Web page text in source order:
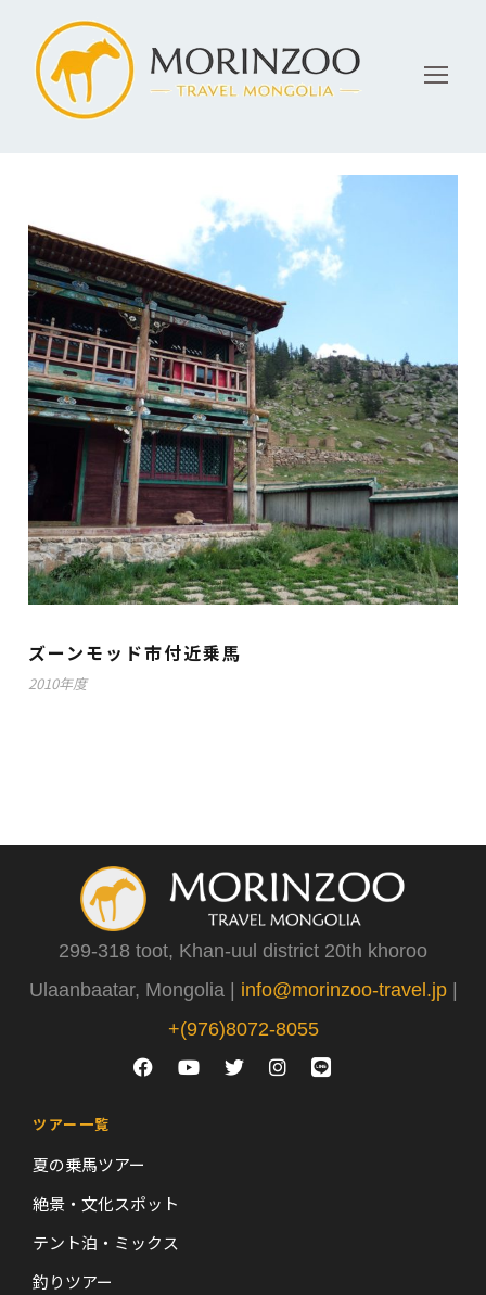
ズーンモッド市付近乗馬
2010年度
299-318 toot, Khan-uul district 20th khoroo
Ulaanbaatar, Mongolia | info@morinzoo-travel.jp|
+(976)8072-8055
ツアー一覧
夏の乗馬ツアー
絶景・文化スポット
テント泊・ミックス
釣りツアー